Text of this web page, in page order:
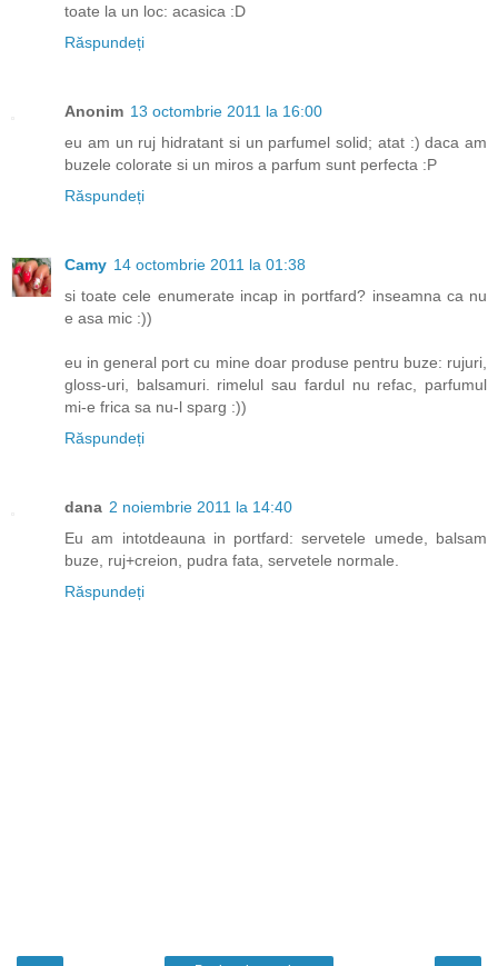
toate la un loc: acasica :D
Răspundeți
Anonim 13 octombrie 2011 la 16:00
eu am un ruj hidratant si un parfumel solid; atat :) daca am
buzele colorate si un miros a parfum sunt perfecta :P
Răspundeți
Camy 14 octombrie 2011 la 01:38
si toate cele enumerate incap in portfard? inseamna ca nu
e asa mic :))
eu in general port cu mine doar produse pentru buze: rujuri,
gloss-uri, balsamuri. rimelul sau fardul nu refac, parfumul
mi-e frica sa nu-l sparg :))
Răspundeți
dana 2 noiembrie 2011 la 14:40
Eu am intotdeauna in portfard: servetele umede, balsam
buze, ruj+creion, pudra fata, servetele normale.
Răspundeți